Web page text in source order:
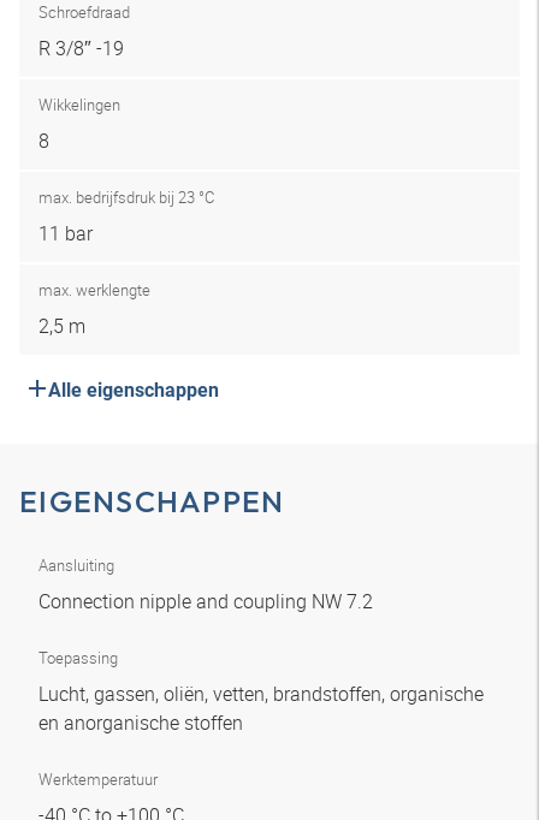
Schroefdraad
R 3/8″ -19
Wikkelingen
8
max. bedrijfsdruk bij 23 °C
11 bar
max. werklengte
2,5 m
Alle eigenschappen
EIGENSCHAPPEN
Aansluiting
Connection nipple and coupling NW 7.2
Toepassing
Lucht, gassen, oliën, vetten, brandstoffen, organische
en anorganische stoffen
Werktemperatuur